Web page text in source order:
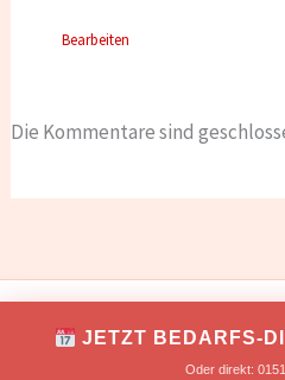
JETZT BEDARFS-
Oder direkt:
Bearbeiten
Die Kommentare sind
Copyright © 2026